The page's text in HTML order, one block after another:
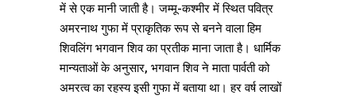
में से एक मानी जाती है। जम्मू-कश्मीर में स्थित पवित्र
अमरनाथ गुफा में प्राकृतिक रूप से बनने वाला हिम
शिवलिंग भगवान शिव का प्रतीक माना जाता है। धार्मिक
मान्यताओं के अनुसार, भगवान शिव ने माता पार्वती को
अमरत्व का रहस्य इसी गुफा में बताया था। हर वर्ष लाखों